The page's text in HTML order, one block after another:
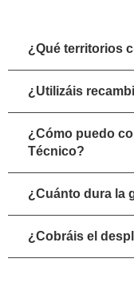
¿Qué territorios
¿Utilizáis
¿Cómo puedo
Técnico?
¿Cuánto dura la
¿Cobráis el